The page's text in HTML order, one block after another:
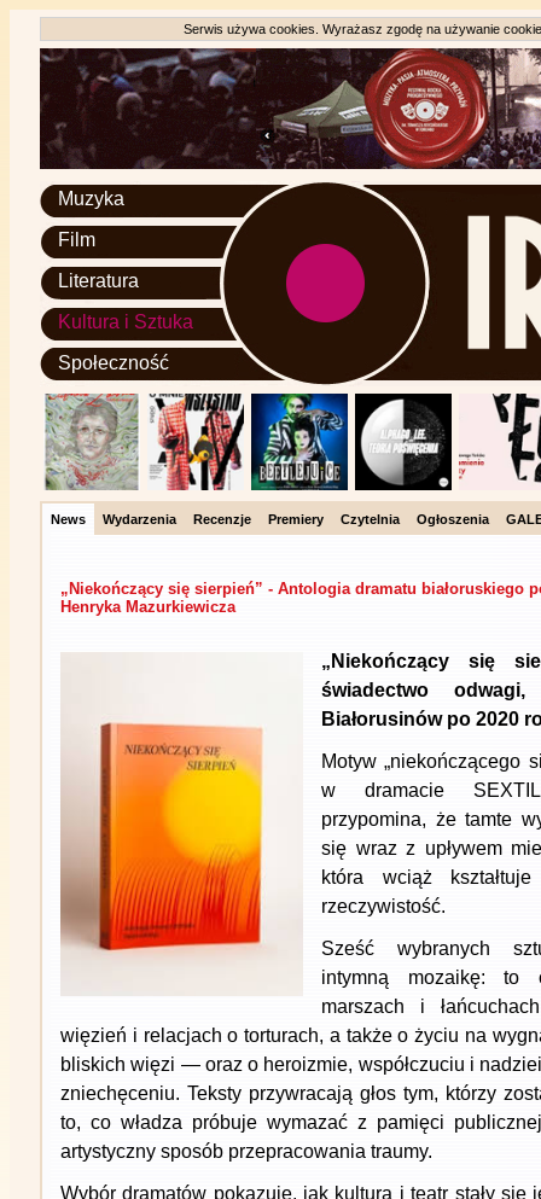
Serwis używa cookies. Wyrażasz zgodę na używanie
Muzyka
Film
Literatura
Kultura i Sztuka
Społeczność
News Wydarzenia Recenzje Premiery Czytelnia Ogłoszenia
„Niekończący się sierpień” - Antologia dramatu białoruskiego
Henryka Mazurkiewicza
„Niekończący się
świadectwo
Białorusinów po 2020
Motyw „niekończącego
w dramacie
przypomina, że tamte
się wraz z upływem
która wciąż
rzeczywistość.
Sześć wybranych
intymną mozaikę: to
marszach i
więzień i relacjach o torturach, a także o życiu na
bliskich więzi — oraz o heroizmie, współczuciu i
zniechęceniu. Teksty przywracają głos tym, którzy
to, co władza próbuje wymazać z pamięci
artystyczny sposób przepracowania traumy.
Wybór dramatów pokazuje, jak kultura i teatr stały się